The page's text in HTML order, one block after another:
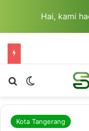
Hai, kami
Cari berita...Switch skin
Kota Tangerang